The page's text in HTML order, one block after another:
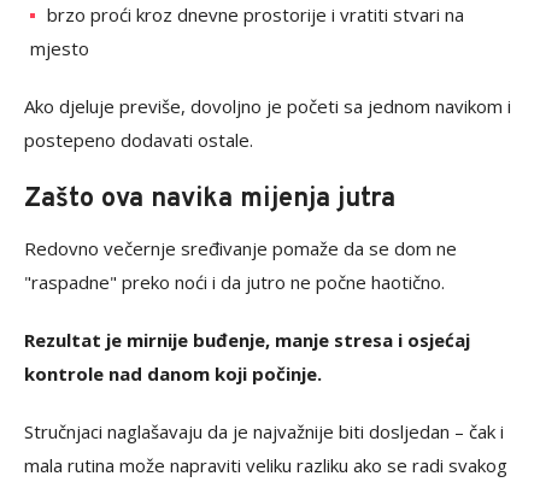
brzo proći kroz dnevne prostorije i vratiti stvari na
mjesto
Ako djeluje previše, dovoljno je početi sa jednom navikom i
postepeno dodavati ostale.
Zašto ova navika mijenja jutra
Redovno večernje sređivanje pomaže da se dom ne
"raspadne" preko noći i da jutro ne počne haotično.
Rezultat je mirnije buđenje, manje stresa i osjećaj
kontrole nad danom koji počinje.
Stručnjaci naglašavaju da je najvažnije biti dosljedan – čak i
mala rutina može napraviti veliku razliku ako se radi svakog